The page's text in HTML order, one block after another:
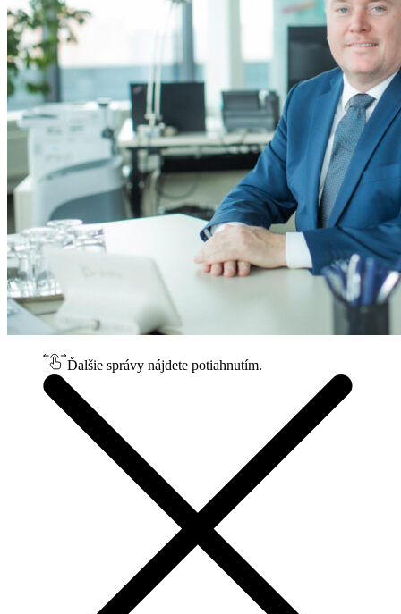
Ďalšie správy nájdete potiahnutím.